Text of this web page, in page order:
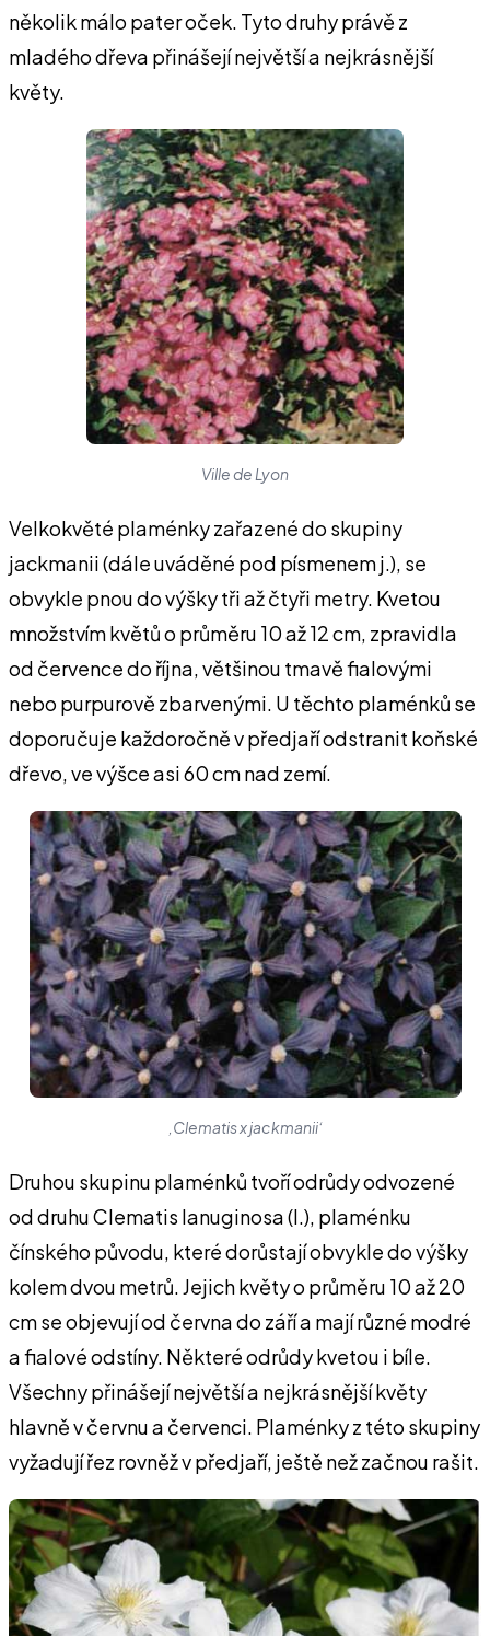
několik málo pater oček. Tyto druhy právě z
mladého dřeva přinášejí největší a nejkrásnější
květy.
Ville de Lyon
Velkokvěté plaménky zařazené do skupiny
jackmanii (dále uváděné pod písmenem j.), se
obvykle pnou do výšky tři až čtyři metry. Kvetou
množstvím květů o průměru 10 až 12 cm, zpravidla
od července do října, většinou tmavě fialovými
nebo purpurově zbarvenými. U těchto plaménků se
doporučuje každoročně v předjaří odstranit koňské
dřevo, ve výšce asi 60 cm nad zemí.
‚Clematis x jackmanii‘
Druhou skupinu plaménků tvoří odrůdy odvozené
od druhu Clematis lanuginosa (I.), plaménku
čínského původu, které dorůstají obvykle do výšky
kolem dvou metrů. Jejich květy o průměru 10 až 20
cm se objevují od června do září a mají různé modré
a fialové odstíny. Některé odrůdy kvetou i bíle.
Všechny přinášejí největší a nejkrásnější květy
hlavně v červnu a červenci. Plaménky z této skupiny
vyžadují řez rovněž v předjaří, ještě než začnou rašit.